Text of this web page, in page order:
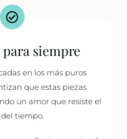
siempre
en los más puros
que estas piezas
un amor que resiste el
del tiempo.